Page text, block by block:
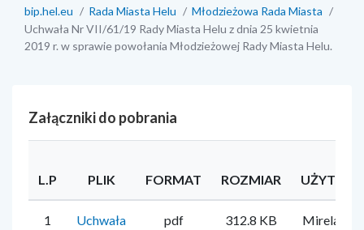
bip.hel.eu Rada Miasta Helu
Młodzieżowa Rada Miasta
Uchwała Nr VII/61/19 Rady Miasta Helu z dnia 25 kwietnia
2019 r. w sprawie powołania Młodzieżowej Rady Miasta Helu.
Załączniki do pobrania
L.P PLIK FORMAT ROZMIAR
1
Uchwała
pdf 312.8 KB Mirela